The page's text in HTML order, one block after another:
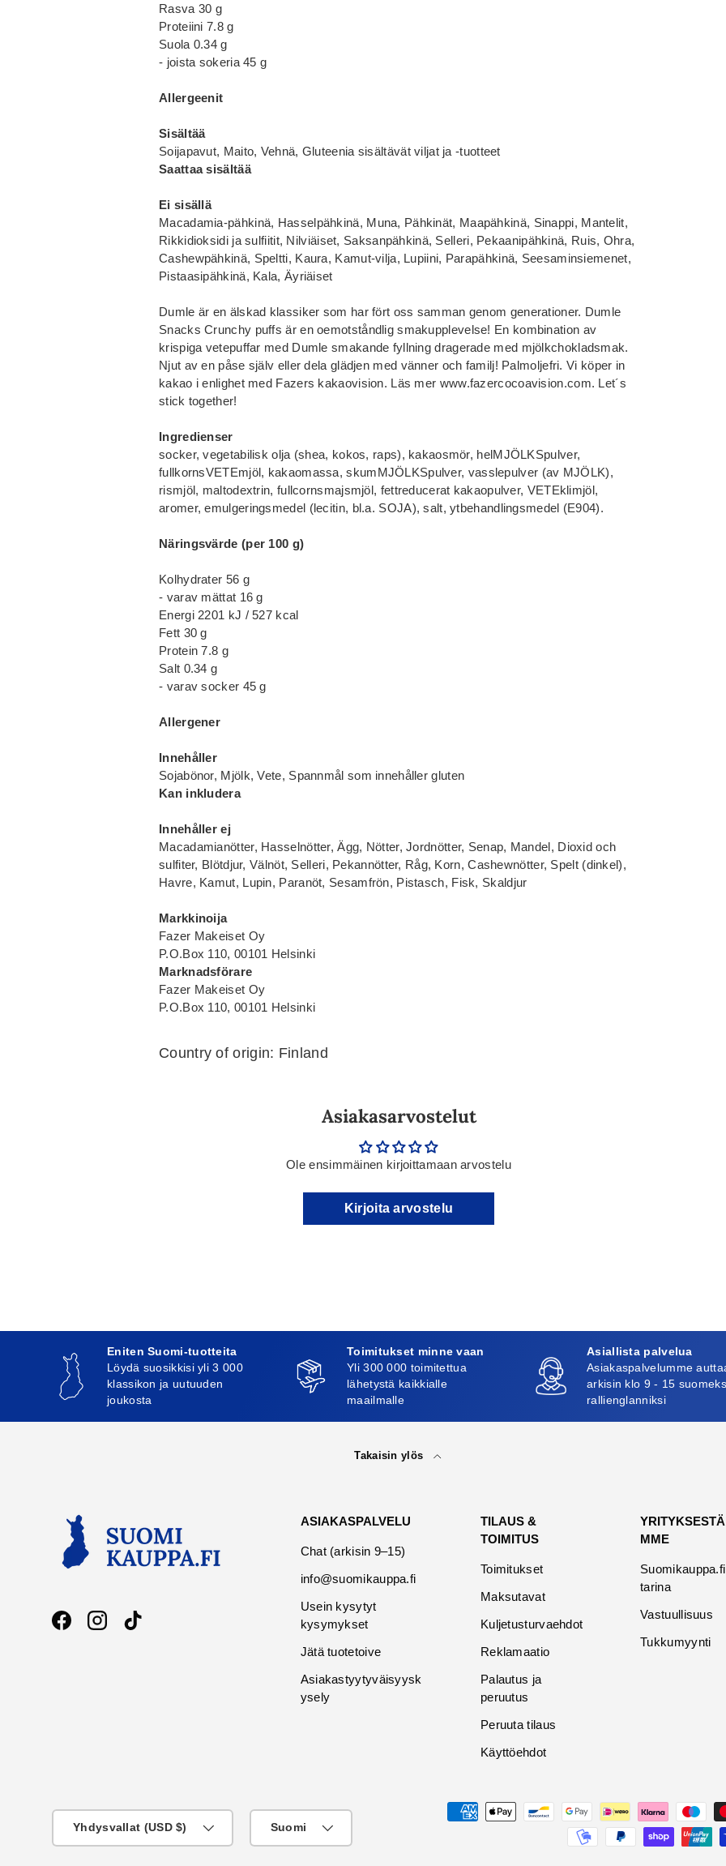
Rasva 30 g
Proteiini 7.8 g
Suola 0.34 g
- joista sokeria 45 g
Allergeenit
Sisältää
Soijapavut, Maito, Vehnä, Gluteenia sisältävät viljat ja -tuotteet
Saattaa sisältää
Ei sisällä
Macadamia-pähkinä, Hasselpähkinä, Muna, Pähkinät, Maapähkinä, Sinappi, Mantelit,
Rikkidioksidi ja sulfiitit, Nilviäiset, Saksanpähkinä, Selleri, Pekaanipähkinä, Ruis, Ohra,
Cashewpähkinä, Speltti, Kaura, Kamut-vilja, Lupiini, Parapähkinä, Seesaminsiemenet,
Pistaasipähkinä, Kala, Äyriäiset
Dumle är en älskad klassiker som har fört oss samman genom generationer. Dumle
Snacks Crunchy puffs är en oemotståndlig smakupplevelse! En kombination av
krispiga vetepuffar med Dumle smakande fyllning dragerade med mjölkchokladsmak.
Njut av en påse själv eller dela glädjen med vänner och familj! Palmoljefri. Vi köper in
kakao i enlighet med Fazers kakaovision. Läs mer www.fazercocoavision.com. Let´s
stick together!
Ingredienser
socker, vegetabilisk olja (shea, kokos, raps), kakaosmör, helMJÖLKSpulver,
fullkornsVETEmjöl, kakaomassa, skumMJÖLKSpulver, vasslepulver (av MJÖLK),
rismjöl, maltodextrin, fullcornsmajsmjöl, fettreducerat kakaopulver, VETEklimjöl,
aromer, emulgeringsmedel (lecitin, bl.a. SOJA), salt, ytbehandlingsmedel (E904).
Näringsvärde (per 100 g)
Kolhydrater 56 g
- varav mättat 16 g
Energi 2201 kJ / 527 kcal
Fett 30 g
Protein 7.8 g
Salt 0.34 g
- varav socker 45 g
Allergener
Innehåller
Sojabönor, Mjölk, Vete, Spannmål som innehåller gluten
Kan inkludera
Innehåller ej
Macadamianötter, Hasselnötter, Ägg, Nötter, Jordnötter, Senap, Mandel, Dioxid och
sulfiter, Blötdjur, Välnöt, Selleri, Pekannötter, Råg, Korn, Cashewnötter, Spelt (dinkel),
Havre, Kamut, Lupin, Paranöt, Sesamfrön, Pistasch, Fisk, Skaldjur
Markkinoija
Fazer Makeiset Oy
P.O.Box 110, 00101 Helsinki
Marknadsförare
Fazer Makeiset Oy
P.O.Box 110, 00101 Helsinki
Country of origin: Finland
Asiakasarvostelut
Ole ensimmäinen kirjoittamaan arvostelu
Kirjoita arvostelu
Eniten Suomi-tuotteita
Löydä suosikkisi yli 3 000
klassikon ja uutuuden
joukosta
Toimitukset minne vaan
Yli 300 000 toimitettua
lähetystä kaikkialle
maailmalle
Asiallista palvelua
Asiakaspalvelumme
arkisin klo 9 - 15
rallienglanniksi
Takaisin ylös
FacebookInstagramTikTok
ASIAKASPALVELU
Chat (arkisin 9–15)
info@suomikauppa.fi
Usein kysytyt
kysymykset
Jätä tuotetoive
Asiakastyytyväisyysk
ysely
TILAUS &
TOIMITUS
Toimitukset
Maksutavat
Kuljetusturvaehdot
Reklamaatio
Palautus ja
peruutus
Peruuta tilaus
Käyttöehdot
YRITYKSESTÄ
MME
Suomikauppa.fi
tarina
Vastuullisuus
Tukkumyynti
Maksutavat
Yhdysvallat (USD $)
Suomi